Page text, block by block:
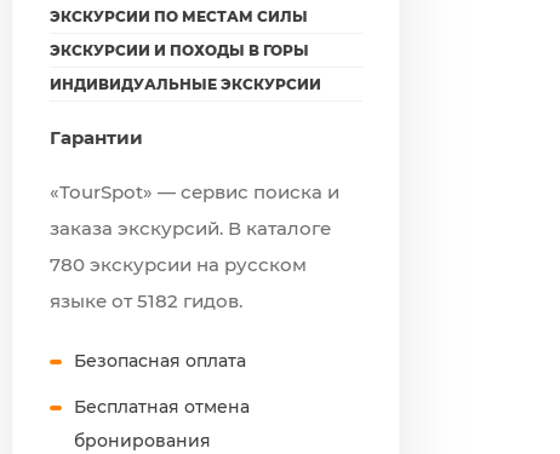
ЭКСКУРСИИ ПО МЕСТАМ СИЛЫ
ЭКСКУРСИИ И ПОХОДЫ В ГОРЫ
ИНДИВИДУАЛЬНЫЕ ЭКСКУРСИИ
Гарантии
«TourSpot» — сервис поиска и
заказа экскурсий. В каталоге
780 экскурсии на русском
языке от 5182 гидов.
Безопасная оплата
Бесплатная отмена
бронирования